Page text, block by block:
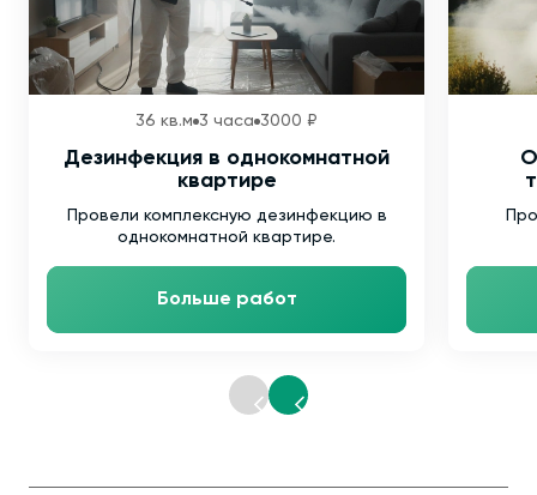
36 кв.м 3 часа 3000 ₽
Дезинфекция в однокомнатной
квартире
Провели комплексную дезинфекцию в
однокомнатной квартире.
Больше работ